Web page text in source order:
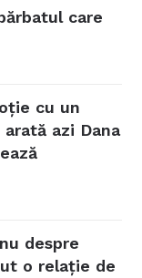
care
cu un
azi Dana
despre
o relație de